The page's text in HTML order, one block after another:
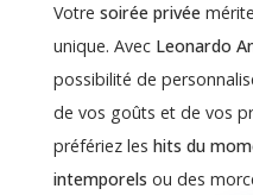
Votre soirée privée
unique. Avec Leonardo
possibilité de
de vos goûts et de vos
préfériez les hits du
intemporels ou des